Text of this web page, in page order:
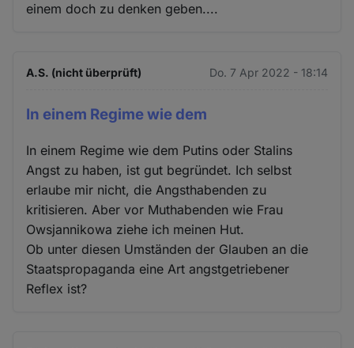
einem doch zu denken geben....
A.S. (nicht überprüft) Do. 7 Apr 2022 - 18:14
In einem Regime wie dem
In einem Regime wie dem Putins oder Stalins
Angst zu haben, ist gut begründet. Ich selbst
erlaube mir nicht, die Angsthabenden zu
kritisieren. Aber vor Muthabenden wie Frau
Owsjannikowa ziehe ich meinen Hut.
Ob unter diesen Umständen der Glauben an die
Staatspropaganda eine Art angstgetriebener
Reflex ist?